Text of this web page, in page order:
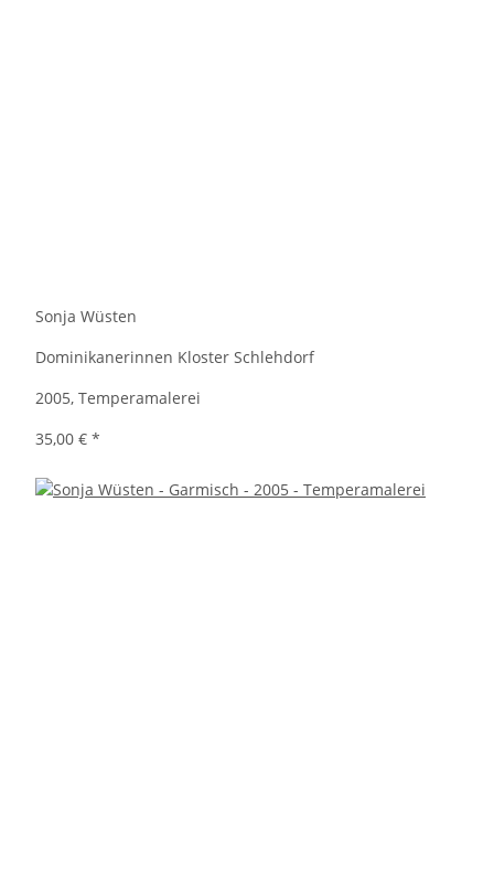
Sonja Wüsten
Dominikanerinnen Kloster Schlehdorf
2005, Temperamalerei
35,00 € *